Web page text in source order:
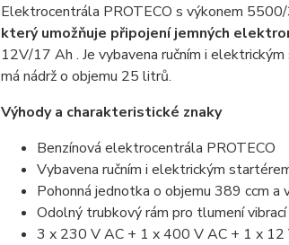
Elektrocentrála PROTECO s výkonem
který umožňuje připojení jemných
12V/17 Ah . Je vybavena ručním i
má nádrž o objemu 25 litrů.
Výhody a charakteristické znaky
Benzínová elektrocentrála PROTECO
Vybavena ručním i elektrickým
Pohonná jednotka o objemu 389 ccm a
Odolný trubkový rám pro tlumení vibrací
3 x 230 V AC + 1 x 400 V AC + 1 x 12